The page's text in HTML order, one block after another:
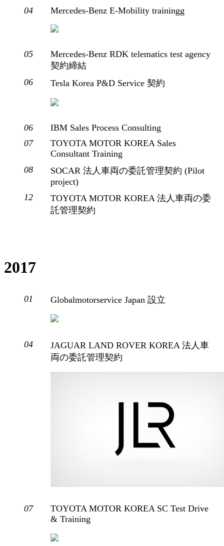
04
Mercedes-Benz E-Mobility trainingg
05
Mercedes-Benz RDK telematics test agency
契約締結
06
Tesla Korea P&D Service 契約
06
IBM Sales Process Consulting
07
TOYOTA MOTOR KOREA Sales
Consultant Training
08
SOCAR 法人車両の委託管理契約 (Pilot
project)
12
TOYOTA MOTOR KOREA 法人車両の委
託管理契約
2017
01 Globalmotorservice Japan 設立
04
JAGUAR LAND ROVER KOREA 法人車
両の委託管理契約
07
TOYOTA MOTOR KOREA SC Test Drive
& Training